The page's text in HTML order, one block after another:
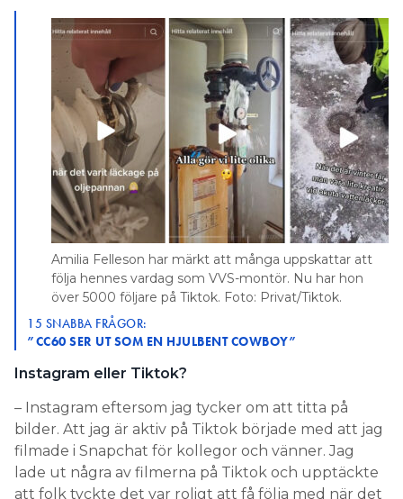
Amilia Felleson har märkt att många uppskattar att
följa hennes vardag som VVS-montör. Nu har hon
över 5000 följare på Tiktok. Foto: Privat/Tiktok.
15 SNABBA FRÅGOR:
”CC60 SER UT SOM EN HJULBENT COWBOY”
Instagram eller Tiktok?
– Instagram eftersom jag tycker om att titta på
bilder. Att jag är aktiv på Tiktok började med att jag
filmade i Snapchat för kollegor och vänner. Jag
lade ut några av filmerna på Tiktok och upptäckte
att folk tyckte det var roligt att få följa med när det